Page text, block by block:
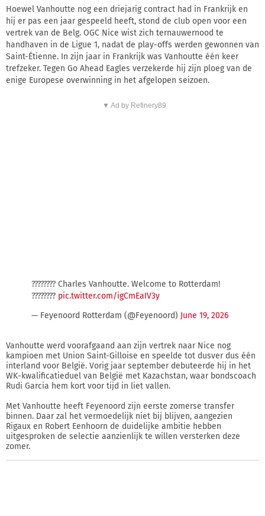
Hoewel Vanhoutte nog een driejarig contract had in Frankrijk en
hij er pas een jaar gespeeld heeft, stond de club open voor een
vertrek van de Belg. OGC Nice wist zich ternauwernood te
handhaven in de Ligue 1, nadat de play-offs werden gewonnen van
Saint-Étienne. In zijn jaar in Frankrijk was Vanhoutte één keer
trefzeker. Tegen Go Ahead Eagles verzekerde hij zijn ploeg van de
enige Europese overwinning in het afgelopen seizoen.
▼ Ad by Refinery89
???????? Charles Vanhoutte. Welcome to Rotterdam!
???????? pic.twitter.com/igCmEaIV3y
— Feyenoord Rotterdam (@Feyenoord) June 19, 2026
Vanhoutte werd voorafgaand aan zijn vertrek naar Nice nog
kampioen met Union Saint-Gilloise en speelde tot dusver dus één
interland voor België. Vorig jaar september debuteerde hij in het
WK-kwalificatieduel van België met Kazachstan, waar bondscoach
Rudi Garcia hem kort voor tijd in liet vallen.
Met Vanhoutte heeft Feyenoord zijn eerste zomerse transfer
binnen. Daar zal het vermoedelijk niet bij blijven, aangezien
Rigaux en Robert Eenhoorn de duidelijke ambitie hebben
uitgesproken de selectie aanzienlijk te willen versterken deze
zomer.